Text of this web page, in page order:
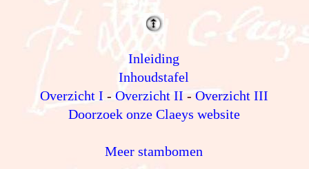
Inleiding
Inhoudstafel
Overzicht I - Overzicht II - Overzicht III
Doorzoek onze Claeys website
Meer stambomen